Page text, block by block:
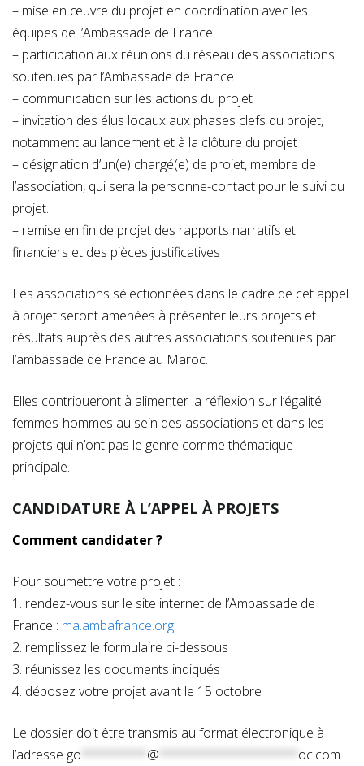
– mise en œuvre du projet en coordination avec les
équipes de l’Ambassade de France
– participation aux réunions du réseau des associations
soutenues par l’Ambassade de France
– communication sur les actions du projet
– invitation des élus locaux aux phases clefs du projet,
notamment au lancement et à la clôture du projet
– désignation d’un(e) chargé(e) de projet, membre de
l’association, qui sera la personne-contact pour le suivi du
projet.
– remise en fin de projet des rapports narratifs et
financiers et des pièces justificatives
Les associations sélectionnées dans le cadre de cet appel
à projet seront amenées à présenter leurs projets et
résultats auprès des autres associations soutenues par
l’ambassade de France au Maroc.
Elles contribueront à alimenter la réflexion sur l’égalité
femmes-hommes au sein des associations et dans les
projets qui n’ont pas le genre comme thématique
principale.
CANDIDATURE À L’APPEL À PROJETS
Comment candidater ?
Pour soumettre votre projet :
1. rendez-vous sur le site internet de l’Ambassade de
France : ma.ambafrance.org
2. remplissez le formulaire ci-dessous
3. réunissez les documents indiqués
4. déposez votre projet avant le 15 octobre
Le dossier doit être transmis au format électronique à
l’adresse go @
oc.com